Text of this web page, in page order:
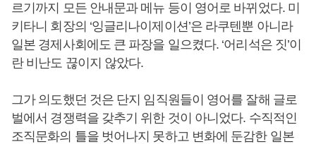
르기까지 모든 안내문과 메뉴 등이 영어로 바뀌었다. 미
키타니 회장의 ‘잉글리나이제이션’은 라쿠텐뿐 아니라
일본 경제사회에도 큰 파장을 일으켰다. ‘어리석은 짓’이
란 비난도 끊이지 않았다.
그가 의도했던 것은 단지 임직원들이 영어를 잘해 글로
벌에서 경쟁력을 갖추기 위한 것이 아니었다. 수직적인
조직문화의 틀을 벗어나지 못하고 변화에 둔감한 일본